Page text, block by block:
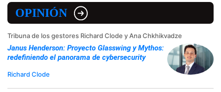
OPINIÓN
Tribuna de los gestores Richard Clode y Ana Chkhikvadze
Janus Henderson: Proyecto Glasswing y Mythos:
redefiniendo el panorama de cybersecurity
Richard Clode